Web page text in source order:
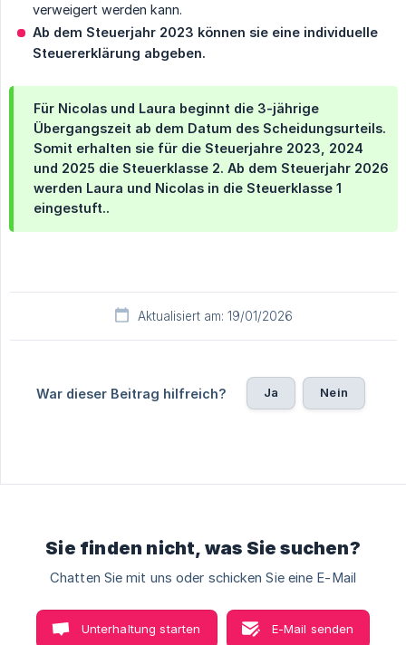
verweigert werden kann.
Ab dem Steuerjahr 2023 können sie eine individuelle
Steuererklärung abgeben.
Für Nicolas und Laura beginnt die 3-jährige
Übergangszeit ab dem Datum des Scheidungsurteils.
Somit erhalten sie für die Steuerjahre 2023, 2024
und 2025 die Steuerklasse 2. Ab dem Steuerjahr 2026
werden Laura und Nicolas in die Steuerklasse 1
eingestuft..
Aktualisiert am: 19/01/2026
War dieser Beitrag hilfreich? Ja Nein
Sie finden nicht, was Sie suchen?
Chatten Sie mit uns oder schicken Sie eine E-Mail
Unterhaltung starten E-Mail senden